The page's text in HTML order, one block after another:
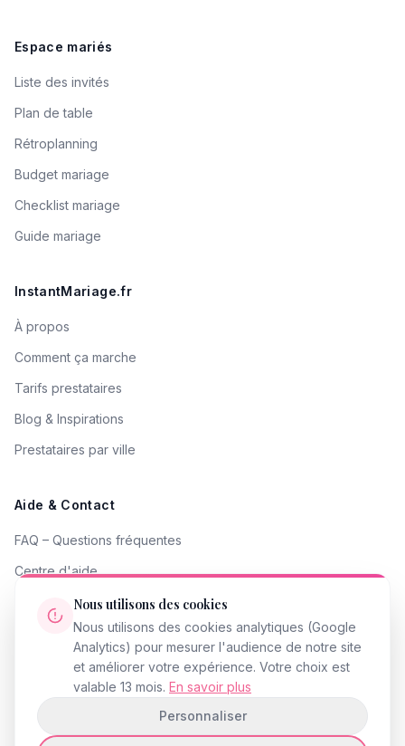
Espace mariés
Liste des invités
Plan de table
Rétroplanning
Budget mariage
Checklist mariage
Guide mariage
InstantMariage.fr
À propos
Comment ça marche
Tarifs prestataires
Blog & Inspirations
Prestataires par ville
Aide & Contact
FAQ – Questions fréquentes
Centre d'aide
Contacter le support
Signaler un problème
Devenir partenaire
Nous utilisons des cookies
Nous utilisons des cookies analytiques (Google
Analytics) pour mesurer l'audience de notre site
et améliorer votre expérience. Votre choix est
valable 13 mois. En savoir plus
Personnaliser